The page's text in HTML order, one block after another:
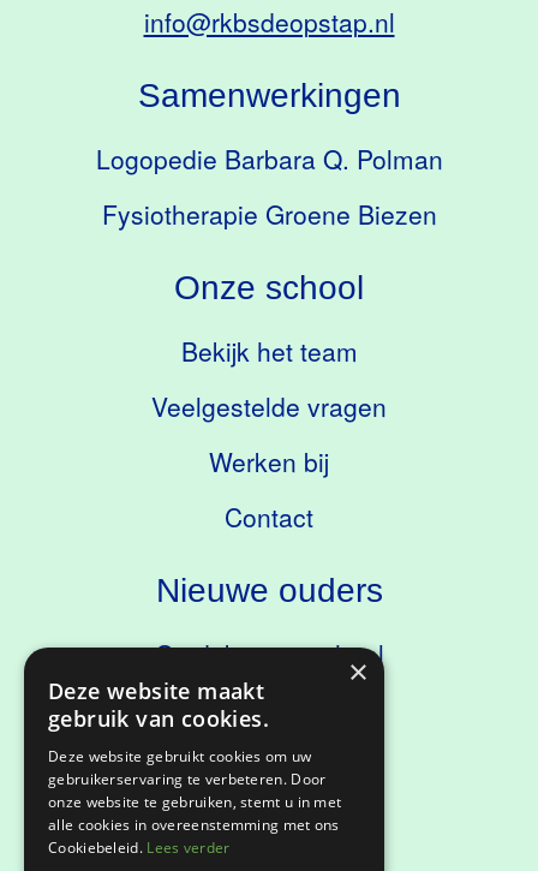
Nieuwe ouders
Ontdek onze school
Kennismaken
Onze school
Bekijk het team
Veelgestelde vragen
Werken bij
Contact
Samenwerkingen
Logopedie Barbara Q. Polman
Fysiotherapie Groene Biezen
info@rkbsdeopstap.nl
Privacyverklaring
×
Deze website maakt
gebruik van cookies.
Deze website gebruikt cookies om uw
gebruikerservaring te verbeteren. Door
onze website te gebruiken, stemt u in met
alle cookies in overeenstemming met ons
Cookiebeleid. Lees verder